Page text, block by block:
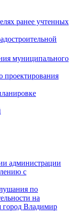
ранее учтенных
муниципального
проектирования
администрации
с
по
на
город Владимир